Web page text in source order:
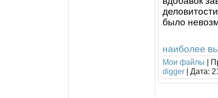
было
наиболее
Мои файлы |
digger | Дата: